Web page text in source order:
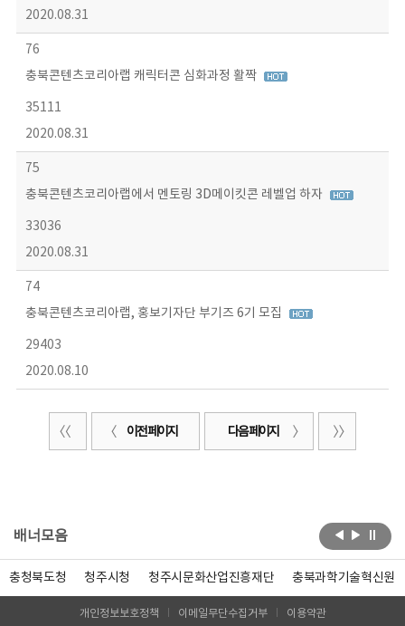
2020.08.31
76
충북콘텐츠코리아랩 캐릭터콘 심화과정 활짝
35111
2020.08.31
75
충북콘텐츠코리아랩에서 멘토링 3D메이킷콘 레벨업 하자
33036
2020.08.31
74
충북콘텐츠코리아랩, 홍보기자단 부기즈 6기 모집
29403
2020.08.10
이전 페이지 다음 페이지
배너모음
충청북도청 청주시청 청주시문화산업진흥재단 충북과학기술혁신원
개인정보보호정책 이메일무단수집거부 이용약관